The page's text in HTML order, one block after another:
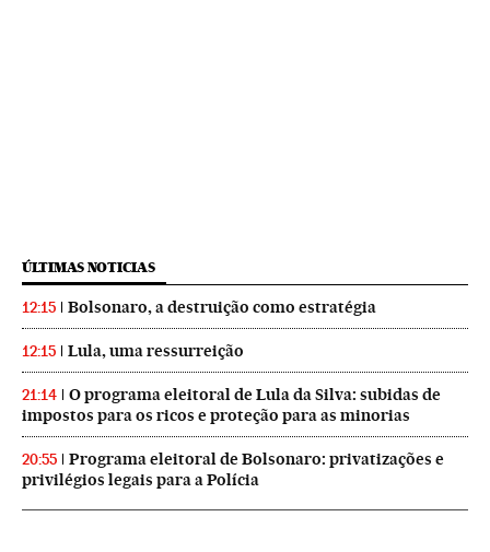
ÚLTIMAS NOTICIAS
12:15 Bolsonaro, a destruição como estratégia
12:15 Lula, uma ressurreição
21:14
O programa eleitoral de Lula da Silva: subidas de
impostos para os ricos e proteção para as minorias
20:55
Programa eleitoral de Bolsonaro: privatizações e
privilégios legais para a Polícia